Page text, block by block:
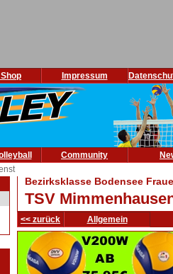
Impressum
Community
Bezirksklasse Bodensee
TSV
<< zurück Allgemein